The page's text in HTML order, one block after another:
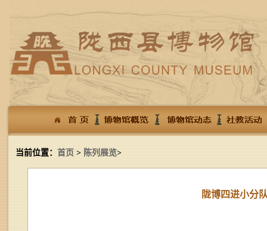
当前位置： 首页 > 陈列展览>
陇博四进小分